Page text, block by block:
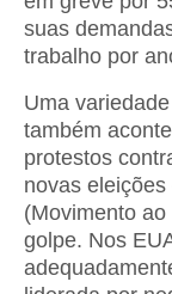
suas
trabalho por
Uma
também
protestos
novas
(Movimento
golpe. Nos